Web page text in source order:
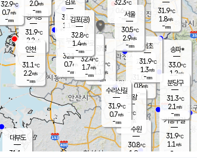
과천
31.0℃
0.8m/s
- mm
대부도
31.1
경서동
31.9℃
2.2 m/s
-mm
32.9℃
0.7m/s
-mm
의왕
- ℃
m/s
mm
김포
31.9℃
1.1 m/s
mm
광명
32.2 ℃
1.1 m/s
-mm
부천
32.1℃
0.7m/s
-mm
2.0m/s
-mm
구로
32.4℃
1.7m/s
-mm
32.3℃
0.6 m/s
- mm
31.9℃
1.8m/s
-mm
송파*
33.0℃
1.2m/s
-mm
서초
31.9℃
1.3m/s
-mm
기흥구갈
31.9℃
1.1 m/s
-
수리산길
31.9℃
0.7m/s
-mm
분당구
31.3℃
2.1 m/s
-mm
김포(공)
32.8℃
1.4m/s
-mm
수원
30.8℃
1.9m/s
인천
31.1℃
2.2m/s
-mm
서울
30.5℃
2.9m/s
-mm